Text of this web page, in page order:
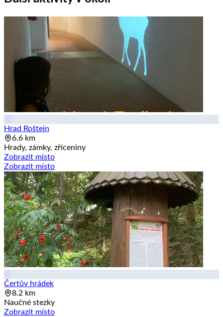
Hrad Roštejn
6.6 km
Hrady, zámky, zříceniny
Zobrazit místo
Zobrazit místo
Čertův hrádek
8.2 km
Naučné stezky
Zobrazit místo